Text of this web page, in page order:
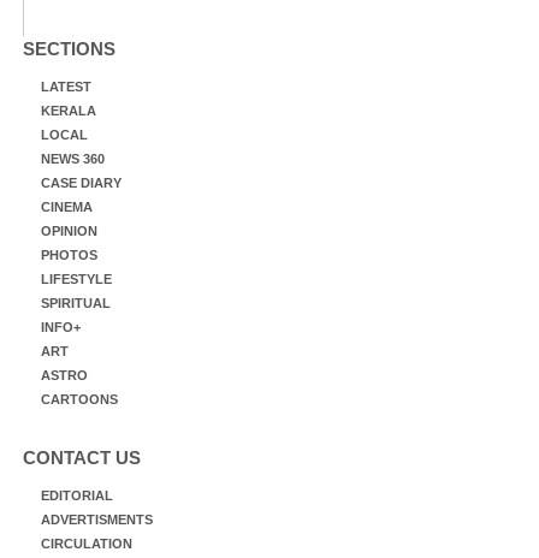
SECTIONS
LATEST
KERALA
LOCAL
NEWS 360
CASE DIARY
CINEMA
OPINION
PHOTOS
LIFESTYLE
SPIRITUAL
INFO+
ART
ASTRO
CARTOONS
CONTACT US
EDITORIAL
ADVERTISMENTS
CIRCULATION